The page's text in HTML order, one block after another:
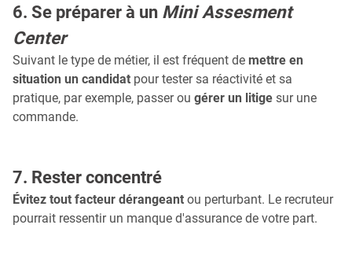
6. Se préparer à un Mini Assesment
Center
Suivant le type de métier, il est fréquent de mettre en
situation un candidat pour tester sa réactivité et sa
pratique, par exemple, passer ou gérer un litige sur une
commande.
7. Rester concentré
Évitez tout facteur dérangeant ou perturbant. Le recruteur
pourrait ressentir un manque d'assurance de votre part.